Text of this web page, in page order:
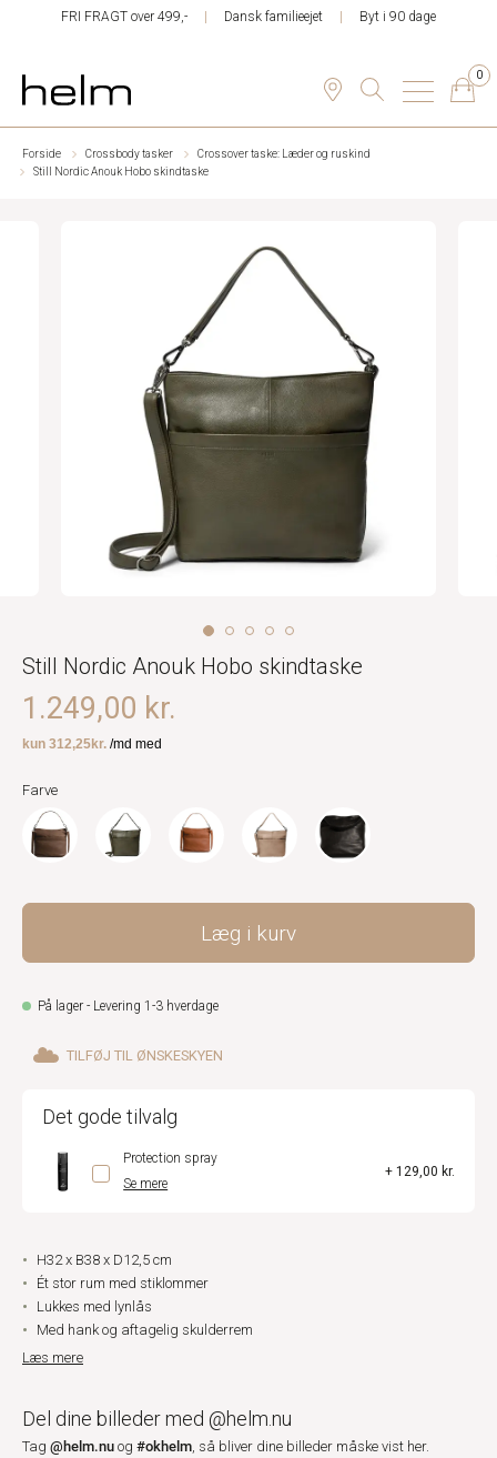
FRI FRAGT over 499,- Dansk familieejet Byt i 90 dage
0
Forside Crossbody tasker
Crossover taske: Læder og ruskind
Still Nordic Anouk Hobo skindtaske
Still Nordic Anouk Hobo skindtaske
1.249,00 kr.
Farve
Læg i kurv
På lager - Levering 1-3 hverdage
TILFØJ TIL ØNSKESKYEN
Det gode tilvalg
Protection spray
Se mere
+ 129,00 kr.
H32 x B38 x D12,5 cm
Ét stor rum med stiklommer
Lukkes med lynlås
Med hank og aftagelig skulderrem
Læs mere
Del dine billeder med @helm.nu
Tag @helm.nu og #okhelm, så bliver dine billeder måske vist her.